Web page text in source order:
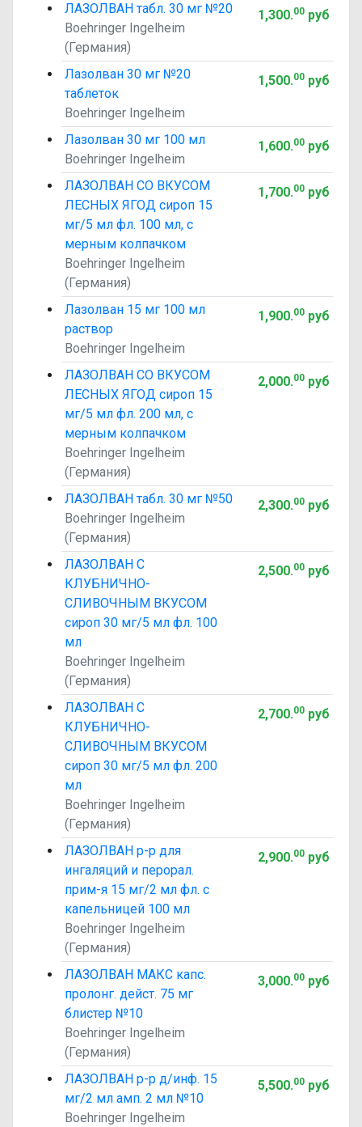
ЛАЗОЛВАН табл. 30 мг №20
Boehringer Ingelheim
(Германия)
1,300.00руб
Лазолван 30 мг №20
таблеток
Boehringer Ingelheim
1,500.00руб
Лазолван 30 мг 100 мл
Boehringer Ingelheim
1,600.00руб
ЛАЗОЛВАН СО ВКУСОМ
ЛЕСНЫХ ЯГОД сироп 15
мг/5 мл фл. 100 мл, с
мерным колпачком
Boehringer Ingelheim
(Германия)
1,700.00руб
Лазолван 15 мг 100 мл
раствор
Boehringer Ingelheim
1,900.00руб
ЛАЗОЛВАН СО ВКУСОМ
ЛЕСНЫХ ЯГОД сироп 15
мг/5 мл фл. 200 мл, с
мерным колпачком
Boehringer Ingelheim
(Германия)
2,000.00руб
ЛАЗОЛВАН табл. 30 мг №50
Boehringer Ingelheim
(Германия)
2,300.00руб
ЛАЗОЛВАН С
КЛУБНИЧНО-
СЛИВОЧНЫМ ВКУСОМ
сироп 30 мг/5 мл фл. 100
мл
Boehringer Ingelheim
(Германия)
2,500.00руб
ЛАЗОЛВАН С
КЛУБНИЧНО-
СЛИВОЧНЫМ ВКУСОМ
сироп 30 мг/5 мл фл. 200
мл
Boehringer Ingelheim
(Германия)
2,700.00руб
ЛАЗОЛВАН р-р для
ингаляций и перорал.
прим-я 15 мг/2 мл фл. с
капельницей 100 мл
Boehringer Ingelheim
(Германия)
2,900.00руб
ЛАЗОЛВАН МАКС капс.
пролонг. дейст. 75 мг
блистер №10
Boehringer Ingelheim
(Германия)
3,000.00руб
ЛАЗОЛВАН р-р д/инф. 15
мг/2 мл амп. 2 мл №10
Boehringer Ingelheim
5,500.00руб